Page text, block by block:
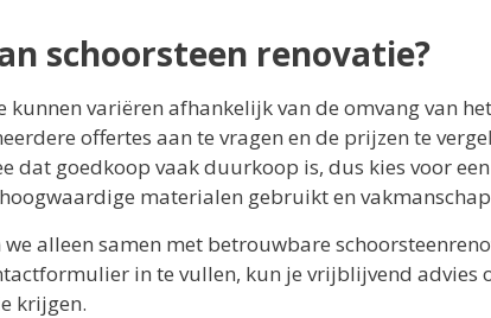
schoorsteen renovatie?
kunnen variëren afhankelijk van de omvang van
offertes aan te vragen en de prijzen te
dat goedkoop vaak duurkoop is, dus kies voor
materialen gebruikt en
alleen samen met betrouwbare
in te vullen, kun je vrijblijvend advies
krijgen.